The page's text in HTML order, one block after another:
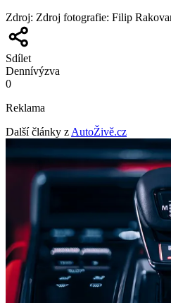
Zdroj: Zdroj fotografie: Filip
Sdílet
Dennívýzva
0
Reklama
Další články z AutoŽivě.cz